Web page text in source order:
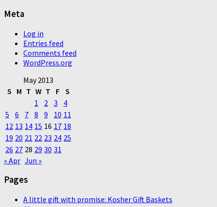
Meta
Log in
Entries feed
Comments feed
WordPress.org
May 2013
S M T W T F S
1
2 3
4
5
6 7 8 9 10 11
12 13 14 15 16 17 18
19 20 21 22 23 24 25
26 27 28 29 30 31
« Apr Jun »
Pages
A little gift with promise: Kosher Gift Baskets